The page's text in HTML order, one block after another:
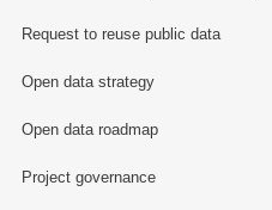
Request to reuse public data
Open data strategy
Open data roadmap
Project governance